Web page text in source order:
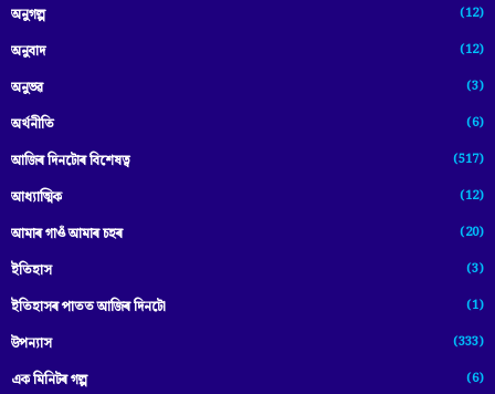
অনুগল্প (12)
অনুবাদ (12)
অনুভৱ (3)
অৰ্থনীতি (6)
আজিৰ দিনটোৰ বিশেষত্ব (517)
আধ্যাত্মিক (12)
আমাৰ গাওঁ আমাৰ চহৰ (20)
ইতিহাস (3)
ইতিহাসৰ পাতত আজিৰ দিনটো (1)
উপন্যাস (333)
এক মিনিটৰ গল্প (6)